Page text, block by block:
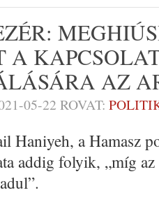
A
AZ
05-22 ROVAT:
Haniyeh, a Hamasz
addig folyik, „míg